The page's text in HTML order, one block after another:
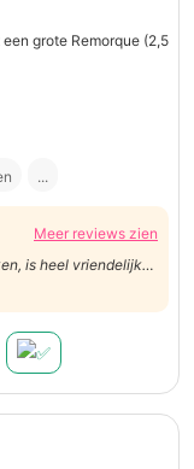
grote Remorque (2,5
...
Meer reviews zien
is heel vriendelijk